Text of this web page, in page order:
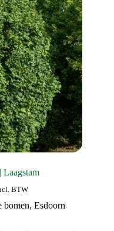
Laagstam
BTW
bomen, Esdoorn